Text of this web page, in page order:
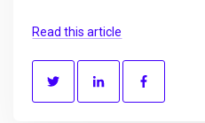
Read this article